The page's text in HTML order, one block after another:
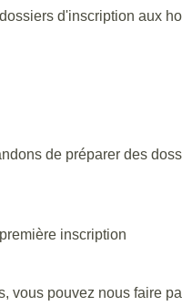
d'inscription aux
de préparer des
inscription
vous pouvez nous faire